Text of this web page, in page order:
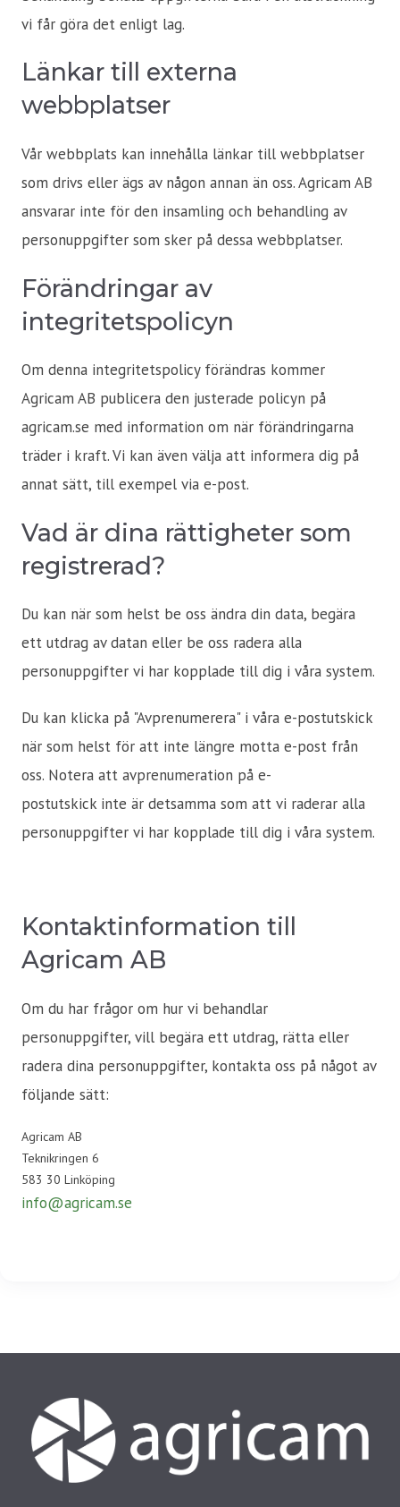
vi får göra det enligt lag.
Länkar till externa
webbplatser
Vår webbplats kan innehålla länkar till webbplatser
som drivs eller ägs av någon annan än oss. Agricam AB
ansvarar inte för den insamling och behandling av
personuppgifter som sker på dessa webbplatser.
Förändringar av
integritetspolicyn
Om denna integritetspolicy förändras kommer
Agricam AB publicera den justerade policyn på
agricam.se med information om när förändringarna
träder i kraft. Vi kan även välja att informera dig på
annat sätt, till exempel via e-post.
Vad är dina rättigheter som
registrerad?
Du kan när som helst be oss ändra din data, begära
ett utdrag av datan eller be oss radera alla
personuppgifter vi har kopplade till dig i våra system.
Du kan klicka på "Avprenumerera" i våra e-postutskick
när som helst för att inte längre motta e-post från
oss. Notera att avprenumeration på e-
postutskick inte är detsamma som att vi raderar alla
personuppgifter vi har kopplade till dig i våra system.
Kontaktinformation till
Agricam AB
Om du har frågor om hur vi behandlar
personuppgifter, vill begära ett utdrag, rätta eller
radera dina personuppgifter, kontakta oss på något av
följande sätt:
Agricam AB
Teknikringen 6
583 30 Linköping
info@agricam.se